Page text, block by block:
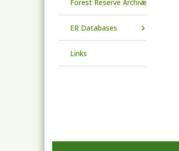
Forest Reserve Archive
ER Databases
Links